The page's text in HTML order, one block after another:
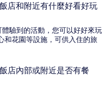
店和附近有什麼好看好玩
驗到的活動，您可以好好來玩
和花園等設施，可供入住的旅
店內部或附近是否有餐